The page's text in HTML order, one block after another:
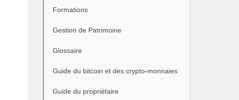
Formations
Gestion de Patrimoine
Glossaire
Guide du bitcoin et des crypto-monnaies
Guide du propriétaire